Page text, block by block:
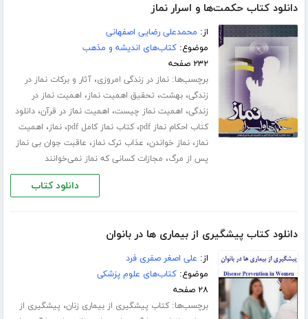
دانلود کتاب حکمت‌ها و اسرار نماز
از: محمدعلی رضایی اصفهانی
موضوع:کتاب‌های اندیشه و مذهب
۲۳۲ صفحه
برچسب‌ها:نماز در زندگی امروزی،آثار و برکات نماز در
زندگی،بهشت، تحقیق اهمیت نماز، اهمیت نماز در
زندگی، اهمیت نماز چیست، اهمیت نماز در قرآن،دانلود
کتاب احکام نماز pdf
،کتاب نماز کامل pdf ،نماز، اهمیت
نماز،نماز خواندن، عذاب ترک نماز، عاقبت جوان بی نماز
پس از مرگ، مجازات کسانی که نماز نمی‌خوانند
دانلود کتاب
دانلود کتاب پیشگیری از بیماری ها در بانوان
از: علی اصغر صفری فرد
موضوع:کتاب‌های علوم پزشکی
۲۸ صفحه
برچسب‌ها:کتاب پیشگیری از بیماری زنان، پیشگیری از